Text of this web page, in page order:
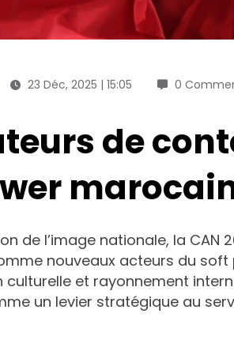
23 Déc, 2025 | 15:05 0
de
de l’image nationale, la CAN
nouveaux acteurs du soft
et rayonnement
un levier stratégique au